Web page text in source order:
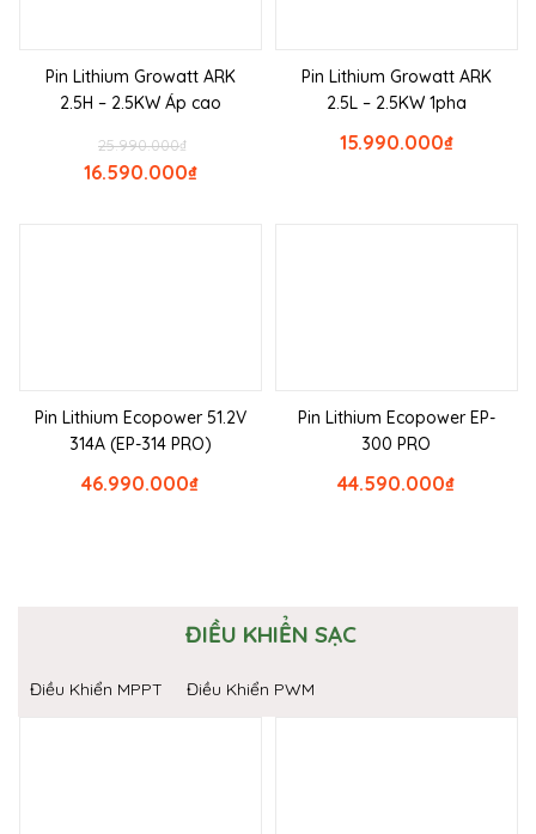
Pin Lithium Growatt ARK
2.5H – 2.5KW Áp cao
₫
25.990.000
₫
16.590.000
Pin Lithium Growatt ARK
2.5L – 2.5KW 1pha
₫
15.990.000
Pin Lithium Ecopower 51.2V
314A (EP-314 PRO)
₫
46.990.000
Pin Lithium Ecopower EP-
300 PRO
₫
44.590.000
ĐIỀU KHIỂN SẠC
Điều Khiển MPPT Điều Khiển PWM